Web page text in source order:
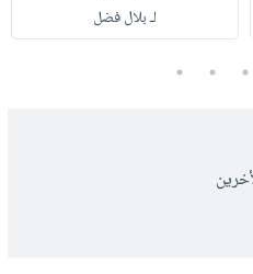
لـ بلال فضل
3
4
5